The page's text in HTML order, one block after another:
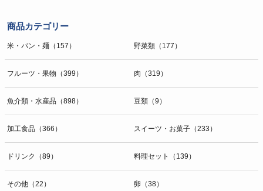
商品カテゴリー
米・パン・麺（157） 野菜類（177）
フルーツ・果物（399） 肉（319）
魚介類・水産品（898） 豆類（9）
加工食品（366） スイーツ・お菓子（233）
ドリンク（89） 料理セット（139）
その他（22） 卵（38）